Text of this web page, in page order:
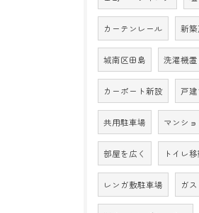
カーテンレール 新築
城南区田島 洗濯機
カーポート新設 戸
共用駐車場 マンシ
部屋を広く トイレ移
レンガ敷駐車場 ガ